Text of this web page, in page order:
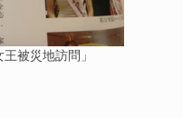
被災地訪問」